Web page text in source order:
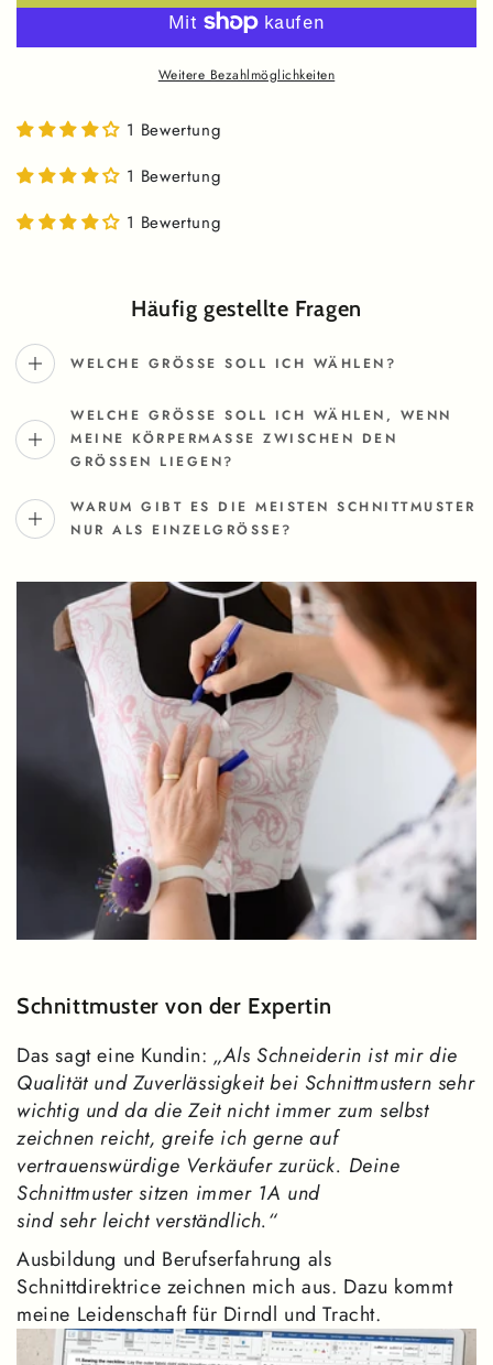
Weitere Bezahlmöglichkeiten
1 Bewertung
1 Bewertung
1 Bewertung
Häufig gestellte Fragen
WELCHE GRÖSSE SOLL ICH WÄHLEN?
WELCHE GRÖSSE SOLL ICH WÄHLEN, WENN M
EINE KÖRPERMASSE ZWISCHEN DEN GR
ÖSSEN LIEGEN?
WARUM GIBT ES DIE MEISTEN SCHNITTMUSTER
NUR ALS EINZELGRÖSSE?
Schnittmuster von der Expertin
Das sagt eine Kundin: „Als Schneiderin ist mir die
Qualität und Zuverlässigkeit bei Schnittmustern sehr
wichtig und da die Zeit nicht immer zum selbst
zeichnen reicht, greife ich gerne auf
vertrauenswürdige Verkäufer zurück. Deine
Schnittmuster sitzen immer 1A und
sind sehr leicht verständlich.“
Ausbildung und Berufserfahrung als
Schnittdirektrice zeichnen mich aus. Dazu kommt
meine Leidenschaft für Dirndl und Tracht.